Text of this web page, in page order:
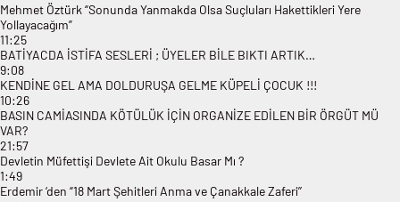
Mehmet Öztürk “Sonunda Yanmakda Olsa Suçluları Hakettikleri Yere
Yollayacağım”
11:25
BATİYACDA İSTİFA SESLERİ ; ÜYELER BİLE BIKTI ARTIK…
9:08
KENDİNE GEL AMA DOLDURUŞA GELME KÜPELİ ÇOCUK !!!
10:26
BASIN CAMİASINDA KÖTÜLÜK İÇİN ORGANİZE EDİLEN BİR ÖRGÜT MÜ
VAR?
21:57
Devletin Müfettişi Devlete Ait Okulu Basar Mı ?
1:49
Erdemir ‘den “18 Mart Şehitleri Anma ve Çanakkale Zaferi’’